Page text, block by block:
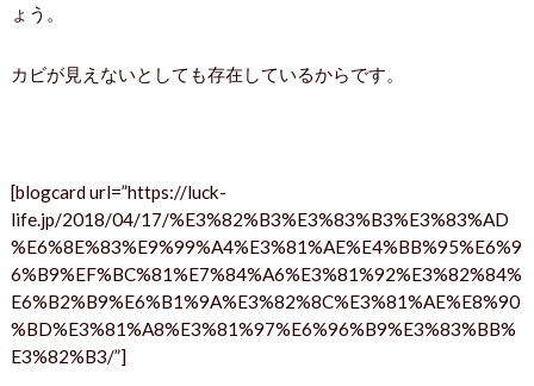
ょう。
カビが見えないとしても存在しているからです。
[blogcard url=”https://luck-
life.jp/2018/04/17/%E3%82%B3%E3%83%B3%E3%83%AD
%E6%8E%83%E9%99%A4%E3%81%AE%E4%BB%95%E6%9
6%B9%EF%BC%81%E7%84%A6%E3%81%92%E3%82%84%
E6%B2%B9%E6%B1%9A%E3%82%8C%E3%81%AE%E8%90
%BD%E3%81%A8%E3%81%97%E6%96%B9%E3%83%BB%
E3%82%B3/”]